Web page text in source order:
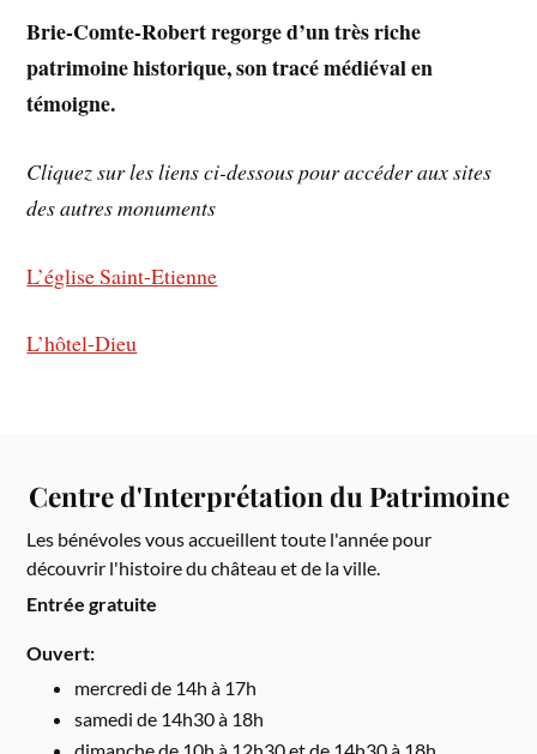
Brie-Comte-Robert regorge d’un très riche
patrimoine historique, son tracé médiéval en
témoigne.
Cliquez sur les liens ci-dessous pour accéder aux sites
des autres monuments
L’église Saint-Etienne
L’hôtel-Dieu
Centre d'Interprétation du Patrimoine
Les bénévoles vous accueillent toute l'année pour
découvrir l'histoire du château et de la ville.
Entrée gratuite
Ouvert:
mercredi de 14h à 17h
samedi de 14h30 à 18h